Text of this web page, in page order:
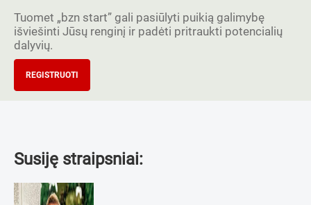
Tuomet „bzn start” gali pasiūlyti puikią galimybę
išviešinti Jūsų renginį ir padėti pritraukti potencialių
dalyvių.
REGISTRUOTI
Susiję straipsniai: